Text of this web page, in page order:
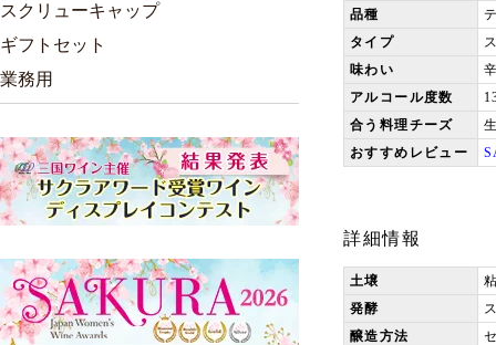
品種
タイプ
味わい
アルコール度数
合う料理チーズ
おすすめレビュー
詳細情報
土壌
発酵
醸造方法
スクリューキャップ
ギフトセット
業務用